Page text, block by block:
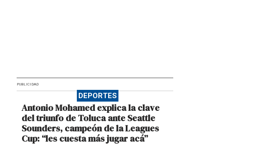
PUBLICIDAD
DEPORTES
Antonio Mohamed explica la clave
del triunfo de Toluca ante Seattle
Sounders, campeón de la Leagues
Cup: “les cuesta más jugar acá”